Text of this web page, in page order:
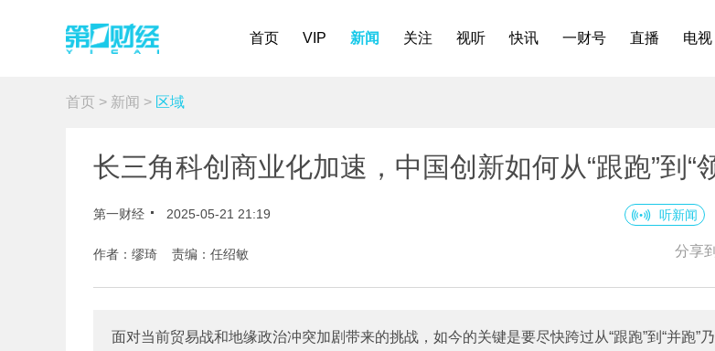
首页 VIP 新闻 关注 视听 快讯 一财号 直播 电视
首页 > 新闻 > 区域
长三角科创商业化加速，中国创新如何从“跟跑”到“
第一财经 2025-05-21 21:19 听新闻
作者：缪琦 责编：任绍敏 分享
面对当前贸易战和地缘政治冲突加剧带来的挑战，如今的关键是要尽快跨过从“跟跑”到“并跑”乃